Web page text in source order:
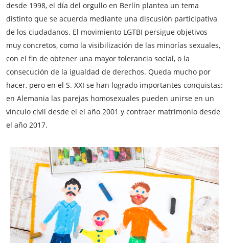
desde 1998, el día del orgullo en Berlín plantea un tema
distinto que se acuerda mediante una discusión participativa
de los ciudadanos. El movimiento LGTBI persigue objetivos
muy concretos, como la visibilización de las minorías sexuales,
con el fin de obtener una mayor tolerancia social, o la
consecución de la igualdad de derechos. Queda mucho por
hacer, pero en el S. XXI se han logrado importantes conquistas:
en Alemania las parejas homosexuales pueden unirse en un
vínculo civil desde el el año 2001 y contraer matrimonio desde
el año 2017.